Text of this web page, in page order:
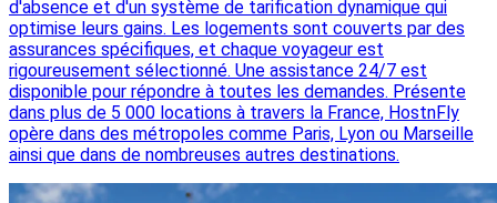
d'absence et d'un système de tarification dynamique qui
optimise leurs gains. Les logements sont couverts par des
assurances spécifiques, et chaque voyageur est
rigoureusement sélectionné. Une assistance 24/7 est
disponible pour répondre à toutes les demandes. Présente
dans plus de 5 000 locations à travers la France, HostnFly
opère dans des métropoles comme Paris, Lyon ou Marseille
ainsi que dans de nombreuses autres destinations.